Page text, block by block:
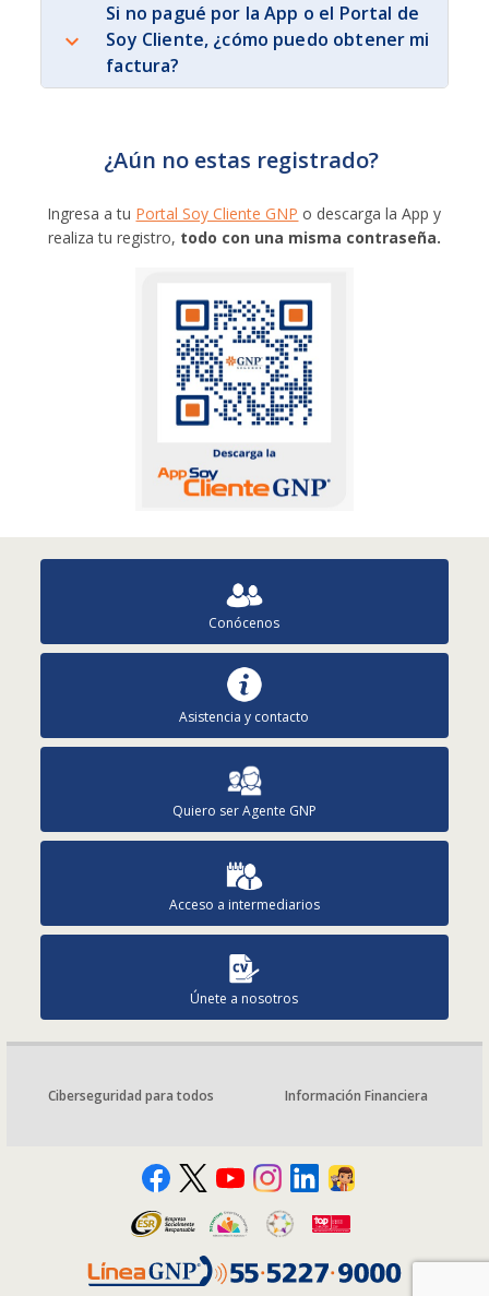
Si no pagué por la App o el Portal de
Soy Cliente, ¿cómo puedo obtener mi
factura?
¿Aún no estas registrado?
Ingresa a tu Portal Soy Cliente GNP o descarga la App y
realiza tu registro, todo con una misma contraseña.
Conócenos
Asistencia y contacto
Quiero ser Agente GNP
Acceso a intermediarios
Únete a nosotros
Ciberseguridad para todos Información Financiera